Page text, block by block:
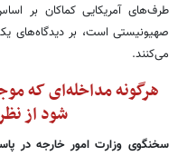
طرف‌های آمریکایی کماکان بر
صهیونیستی است، بر دیدگاه‌های
می‌کنند.
هرگونه مداخله‌ای که
شود از
سخنگوی وزارت امور خارجه در